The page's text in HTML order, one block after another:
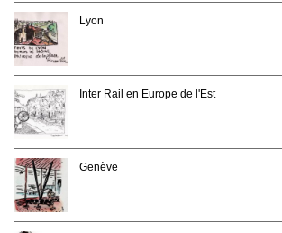
Lyon
Inter Rail en Europe de l'Est
Genève